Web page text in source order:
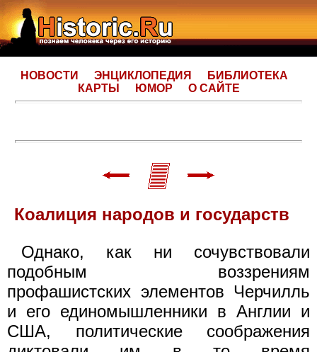
НОВОСТИ ЭНЦИКЛОПЕДИЯ
БИБЛИОТЕКА
КАРТЫ
ЮМОР О САЙТЕ
Коалиция народов и государств
Однако, как ни сочувствовали
подобным воззрениям
профашистских элементов Черчилль
и его единомышленники в Англии и
США, политические соображения